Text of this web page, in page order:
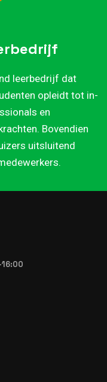
leerbedrijf dat
opleidt tot in-
en
Bovendien
uitsluitend